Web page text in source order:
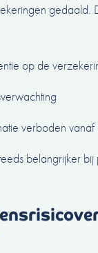
gedaald.
op de
verboden
belangrijker bij